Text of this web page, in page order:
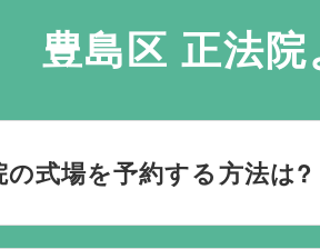
豊島区 正法
式場を予約する方法は?